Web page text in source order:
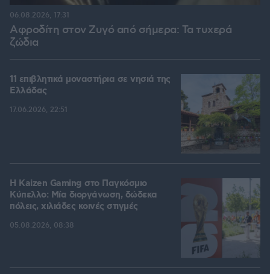
Αφροδίτη στον Ζυγό από σήμερα: Τα τυχερά
ζώδια
06.08.2026, 17:31
11 επιβλητικά μοναστήρια σε νησιά της
Ελλάδας
17.06.2026, 22:51
H Kaizen Gaming στο Παγκόσμιο
Kύπελλο: Μία διοργάνωση, δώδεκα
πόλεις, χιλιάδες κοινές στιγμές
05.08.2026, 08:38